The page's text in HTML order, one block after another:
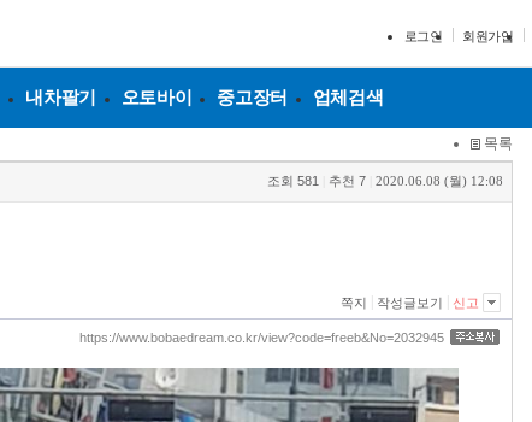
로그인 회원가입
내차팔기 오토바이 중고장터 업체검색
목록
조회 581 추천 7 2020.06.08 (월) 12:08
쪽지 작성글보기 신고
https://www.bobaedream.co.kr/view?code=freeb&No=2032945